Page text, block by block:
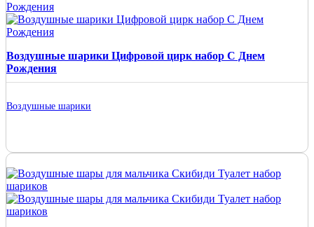
Воздушные шарики Цифровой цирк набор С Днем
Рождения
Воздушные шарики